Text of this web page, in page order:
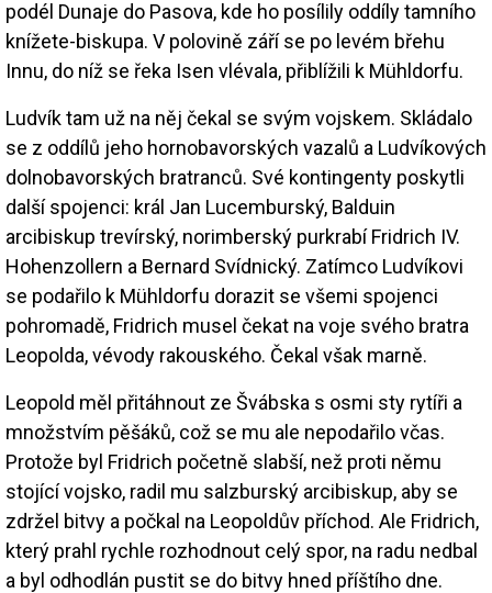
podél Dunaje do Pasova, kde ho posílily oddíly tamního
knížete-biskupa. V polovině září se po levém břehu
Innu, do níž se řeka Isen vlévala, přiblížili k Mühldorfu.
Ludvík tam už na něj čekal se svým vojskem. Skládalo
se z oddílů jeho hornobavorských vazalů a Ludvíkových
dolnobavorských bratranců. Své kontingenty poskytli
další spojenci: král Jan Lucemburský, Balduin
arcibiskup trevírský, norimberský purkrabí Fridrich IV.
Hohenzollern a Bernard Svídnický. Zatímco Ludvíkovi
se podařilo k Mühldorfu dorazit se všemi spojenci
pohromadě, Fridrich musel čekat na voje svého bratra
Leopolda, vévody rakouského. Čekal však marně.
Leopold měl přitáhnout ze Švábska s osmi sty rytíři a
množstvím pěšáků, což se mu ale nepodařilo včas.
Protože byl Fridrich početně slabší, než proti němu
stojící vojsko, radil mu salzburský arcibiskup, aby se
zdržel bitvy a počkal na Leopoldův příchod. Ale Fridrich,
který prahl rychle rozhodnout celý spor, na radu nedbal
a byl odhodlán pustit se do bitvy hned příštího dne.